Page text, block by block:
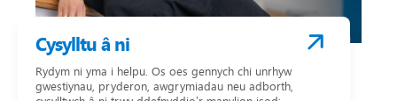
Cysylltu â ni
Rydym ni yma i helpu. Os oes gennych chi unrhyw
gwestiynau, pryderon, awgrymiadau neu adborth,